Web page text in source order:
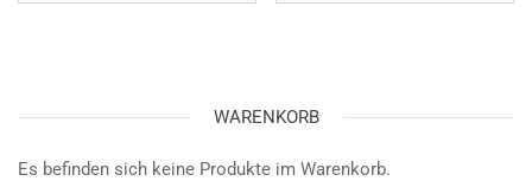
WARENKORB
Es befinden sich keine Produkte im Warenkorb.